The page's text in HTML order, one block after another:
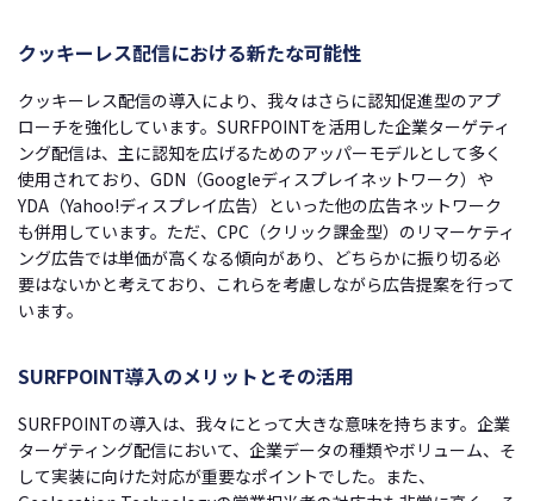
クッキーレス配信における新たな可能性
クッキーレス配信の導入により、我々はさらに認知促進型のアプ
ローチを強化しています。SURFPOINTを活用した企業ターゲティ
ング配信は、主に認知を広げるためのアッパーモデルとして多く
使用されており、GDN（Googleディスプレイネットワーク）や
YDA（Yahoo!ディスプレイ広告）といった他の広告ネットワーク
も併用しています。ただ、CPC（クリック課金型）のリマーケティ
ング広告では単価が高くなる傾向があり、どちらかに振り切る必
要はないかと考えており、これらを考慮しながら広告提案を行って
います。
SURFPOINT導入のメリットとその活用
SURFPOINTの導入は、我々にとって大きな意味を持ちます。企業
ターゲティング配信において、企業データの種類やボリューム、そ
して実装に向けた対応が重要なポイントでした。また、